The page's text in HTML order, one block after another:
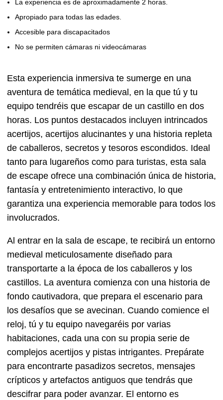
La experiencia es de aproximadamente 2 horas.
Apropiado para todas las edades.
Accesible para discapacitados
No se permiten cámaras ni videocámaras
Esta experiencia inmersiva te sumerge en una
aventura de temática medieval, en la que tú y tu
equipo tendréis que escapar de un castillo en dos
horas. Los puntos destacados incluyen intrincados
acertijos, acertijos alucinantes y una historia repleta
de caballeros, secretos y tesoros escondidos. Ideal
tanto para lugareños como para turistas, esta sala
de escape ofrece una combinación única de historia,
fantasía y entretenimiento interactivo, lo que
garantiza una experiencia memorable para todos los
involucrados.
Al entrar en la sala de escape, te recibirá un entorno
medieval meticulosamente diseñado para
transportarte a la época de los caballeros y los
castillos. La aventura comienza con una historia de
fondo cautivadora, que prepara el escenario para
los desafíos que se avecinan. Cuando comience el
reloj, tú y tu equipo navegaréis por varias
habitaciones, cada una con su propia serie de
complejos acertijos y pistas intrigantes. Prepárate
para encontrarte pasadizos secretos, mensajes
crípticos y artefactos antiguos que tendrás que
descifrar para poder avanzar. El entorno es